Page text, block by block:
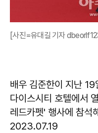
[사진=유대길 기자
배우 김준한이 지난
다이스시티 호텔에서
레드카펫' 행사에 참석
2023.07.19